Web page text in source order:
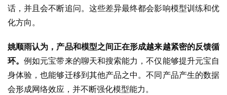
话，并且会不断追问。这些差异最终都会影响模型训练和优
化方向。
姚顺雨认为，产品和模型之间正在形成越来越紧密的反馈循
环。例如元宝带来的聊天和搜索能力，不仅能够提升元宝自
身体验，也能够迁移到其他产品之中。不同产品产生的数据
会形成网络效应，并不断强化模型能力。